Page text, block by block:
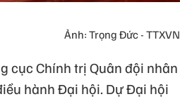
Ảnh: Trọng Đức - TTXVN
cục Chính trị Quân đội nhân
hành Đại hội. Dự Đại hội